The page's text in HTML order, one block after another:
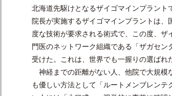
北海道先駆けとなるザイゴマインプラン
院長が実施するザイゴマインプラントは
度な技術が要求される術式で、この度、
門医のネットワーク組織である「ザガセ
受けた。これは、世界でも一握りの選ばれ
神経までの距離がない人、他院で大規模
も優しい方法として「ルートメンブレン